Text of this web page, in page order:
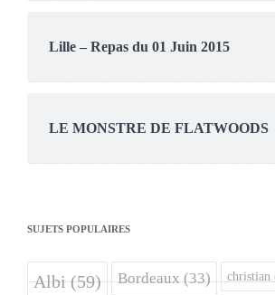
Lille – Repas du 01 Juin 2015
LE MONSTRE DE FLATWOODS
SUJETS POPULAIRES
Albi(59) Bordeaux(33) christian